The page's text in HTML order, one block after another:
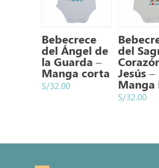
Bebecrece
del Ángel de
la Guarda –
Manga corta
S/32.00
del
Jesús –
Manga
S/32.00